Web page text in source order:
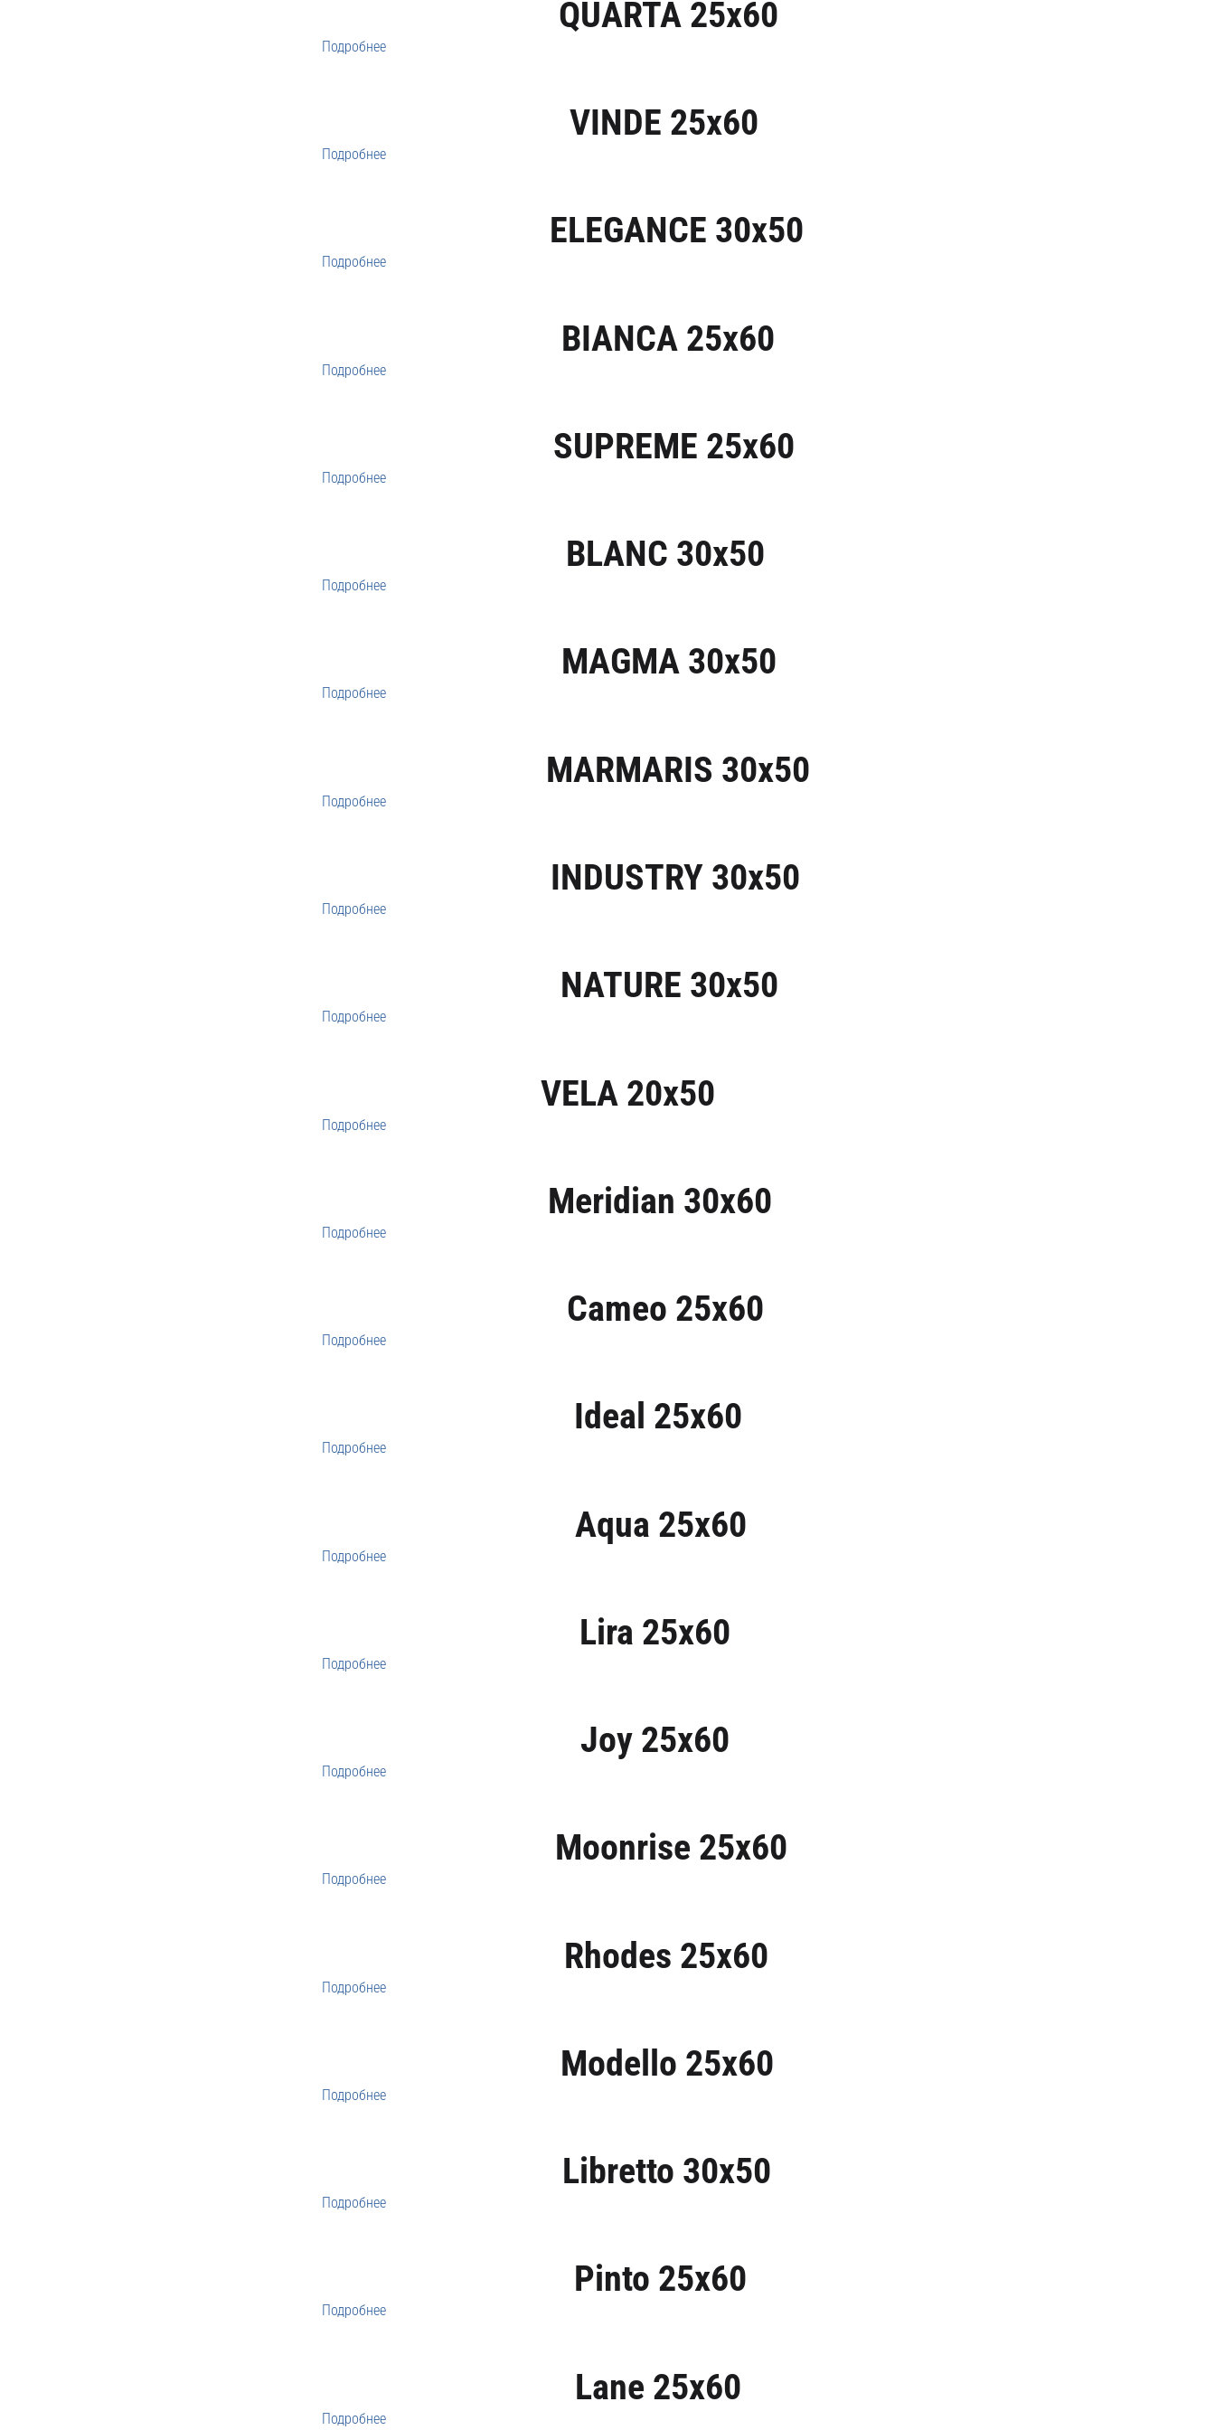
QUARTA 25x60
Подробнее
VINDE 25x60
Подробнее
ELEGANCE 30x50
Подробнее
BIANCA 25x60
Подробнее
SUPREME 25x60
Подробнее
BLANC 30x50
Подробнее
MAGMA 30x50
Подробнее
MARMARIS 30x50
Подробнее
INDUSTRY 30x50
Подробнее
NATURE 30x50
Подробнее
VELA 20x50
Подробнее
Meridian 30x60
Подробнее
Cameo 25x60
Подробнее
Ideal 25x60
Подробнее
Aqua 25x60
Подробнее
Lira 25x60
Подробнее
Joy 25x60
Подробнее
Moonrise 25x60
Подробнее
Rhodes 25x60
Подробнее
Modello 25x60
Подробнее
Libretto 30x50
Подробнее
Pinto 25x60
Подробнее
Lane 25x60
Подробнее